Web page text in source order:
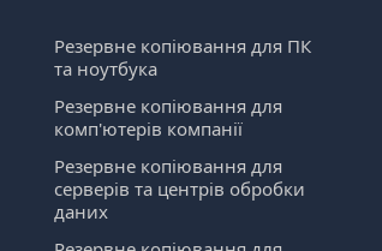
Резервне копіювання для ПК
та ноутбука
Резервне копіювання для
комп'ютерів компанії
Резервне копіювання для
серверів та центрів обробки
даних